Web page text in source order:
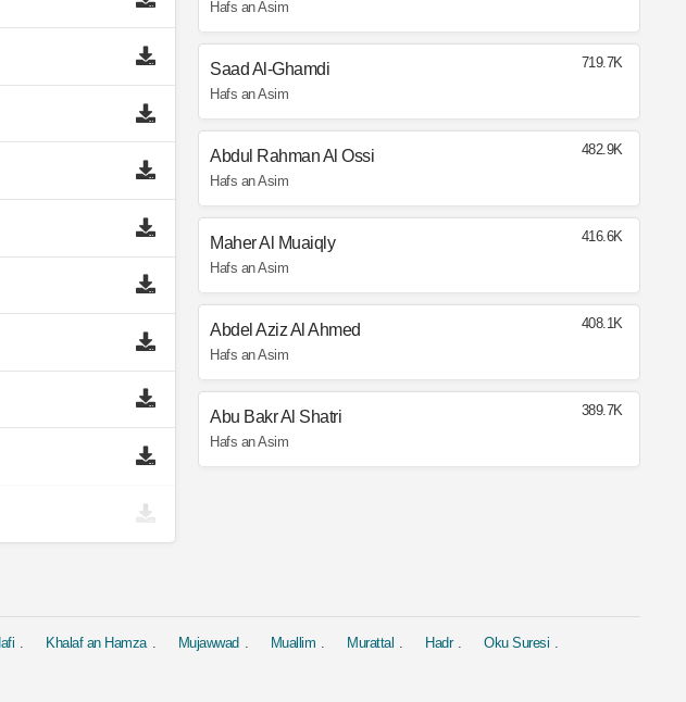
Hafs an Asim
Saad Al-Ghamdi
Hafs an Asim
719.7K
Abdul Rahman Al Ossi
Hafs an Asim
482.9K
Maher Al Muaiqly
Hafs an Asim
416.6K
Abdel Aziz Al Ahmed
Hafs an Asim
408.1K
Abu Bakr Al Shatri
Hafs an Asim
389.7K
Khalaf an Hamza Mujawwad Muallim Murattal Hadr Oku Suresi